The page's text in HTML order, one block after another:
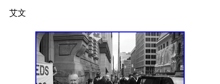
艾文